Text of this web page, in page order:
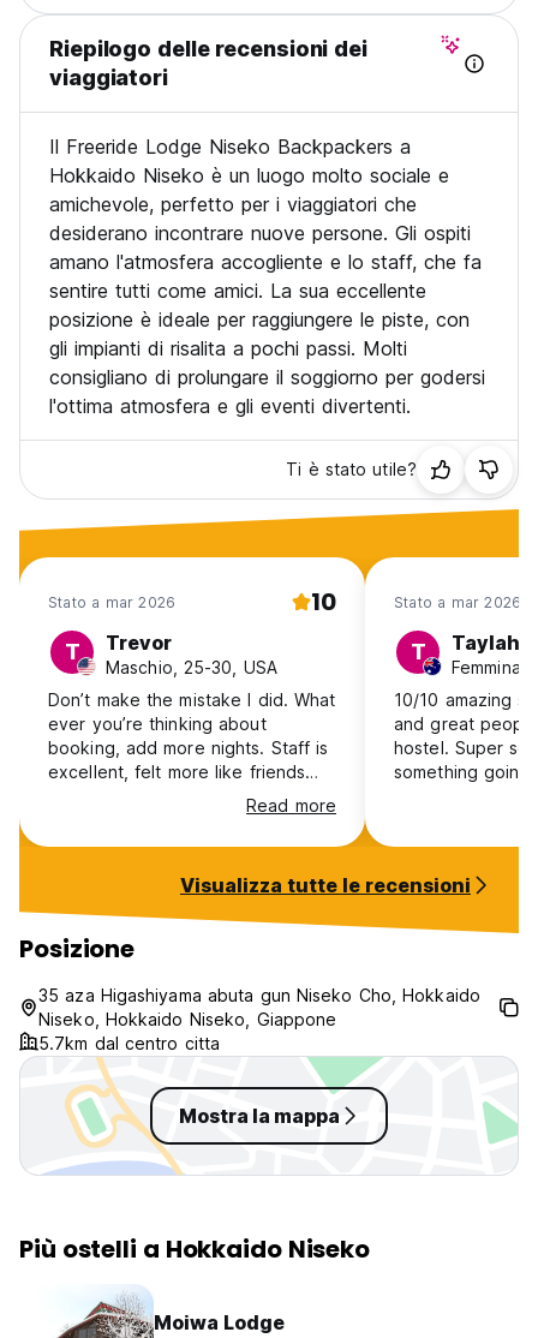
Riepilogo delle recensioni dei
viaggiatori
Il Freeride Lodge Niseko Backpackers a
Hokkaido Niseko è un luogo molto sociale e
amichevole, perfetto per i viaggiatori che
desiderano incontrare nuove persone. Gli ospiti
amano l'atmosfera accogliente e lo staff, che fa
sentire tutti come amici. La sua eccellente
posizione è ideale per raggiungere le piste, con
gli impianti di risalita a pochi passi. Molti
consigliano di prolungare il soggiorno per godersi
l'ottima atmosfera e gli eventi divertenti.
Ti è stato utile?
Stato a mar 2026 10
T Trevor
Maschio, 25-30, USA
Don’t make the mistake I did. What
ever you’re thinking about
booking, add more nights. Staff is
excellent, felt more like friends
who got a cabin together than a
hostel. Location is great. Will be
back to ski, no doubt.
Read more
Stato a mar 2026
T Taylah
Femmina,
10/10 amazing
and great
hostel. Super
something going
Visualizza tutte le recensioni
Posizione
35 aza Higashiyama abuta gun Niseko Cho, Hokkaido
Niseko, Hokkaido Niseko, Giappone
5.7km dal centro citta
Mostra la mappa
Più ostelli a Hokkaido Niseko
Moiwa Lodge